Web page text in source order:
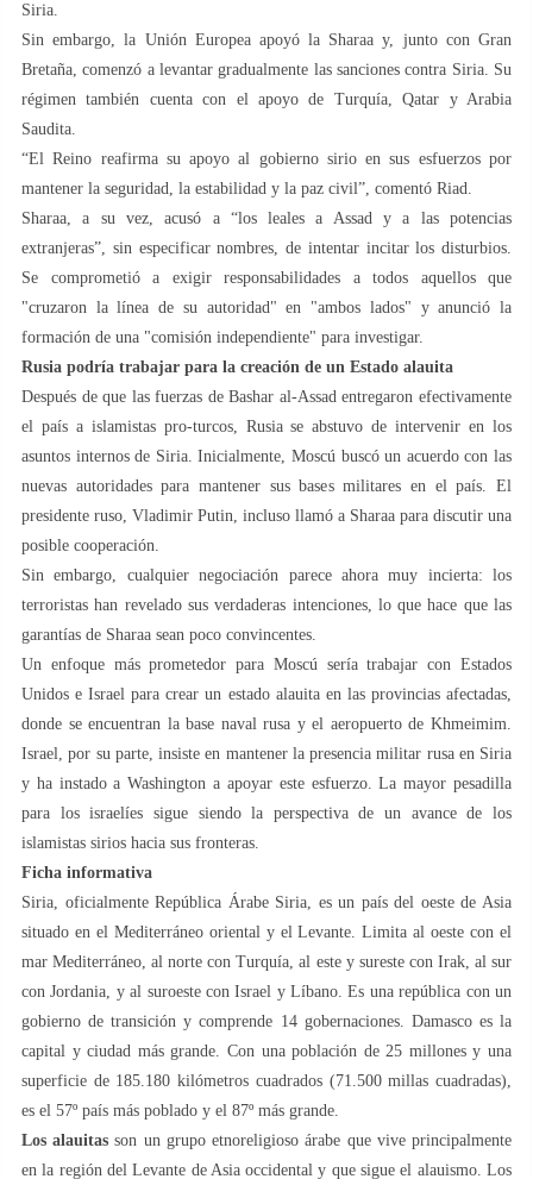
Siria.
Sin embargo, la Unión Europea apoyó la Sharaa y, junto con Gran
Bretaña, comenzó a levantar gradualmente las sanciones contra Siria. Su
régimen también cuenta con el apoyo de Turquía, Qatar y Arabia
Saudita.
“El Reino reafirma su apoyo al gobierno sirio en sus esfuerzos por
mantener la seguridad, la estabilidad y la paz civil”, comentó Riad.
Sharaa, a su vez, acusó a “los leales a Assad y a las potencias
extranjeras”, sin especificar nombres, de intentar incitar los disturbios.
Se comprometió a exigir responsabilidades a todos aquellos que
"cruzaron la línea de su autoridad" en "ambos lados" y anunció la
formación de una "comisión independiente" para investigar.
Rusia podría trabajar para la creación de un Estado alauita
Después de que las fuerzas de Bashar al-Assad entregaron efectivamente
el país a islamistas pro-turcos, Rusia se abstuvo de intervenir en los
asuntos internos de Siria. Inicialmente, Moscú buscó un acuerdo con las
nuevas autoridades para mantener sus bases militares en el país. El
presidente ruso, Vladimir Putin, incluso llamó a Sharaa para discutir una
posible cooperación.
Sin embargo, cualquier negociación parece ahora muy incierta: los
terroristas han revelado sus verdaderas intenciones, lo que hace que las
garantías de Sharaa sean poco convincentes.
Un enfoque más prometedor para Moscú sería trabajar con Estados
Unidos e Israel para crear un estado alauita en las provincias afectadas,
donde se encuentran la base naval rusa y el aeropuerto de Khmeimim.
Israel, por su parte, insiste en mantener la presencia militar rusa en Siria
y ha instado a Washington a apoyar este esfuerzo. La mayor pesadilla
para los israelíes sigue siendo la perspectiva de un avance de los
islamistas sirios hacia sus fronteras.
Ficha informativa
Siria, oficialmente República Árabe Siria, es un país del oeste de Asia
situado en el Mediterráneo oriental y el Levante. Limita al oeste con el
mar Mediterráneo, al norte con Turquía, al este y sureste con Irak, al sur
con Jordania, y al suroeste con Israel y Líbano. Es una república con un
gobierno de transición y comprende 14 gobernaciones. Damasco es la
capital y ciudad más grande. Con una población de 25 millones y una
superficie de 185.180 kilómetros cuadrados (71.500 millas cuadradas),
es el 57º país más poblado y el 87º más grande.
Los alauitas son un grupo etnoreligioso árabe que vive principalmente
en la región del Levante de Asia occidental y que sigue el alauismo. Los